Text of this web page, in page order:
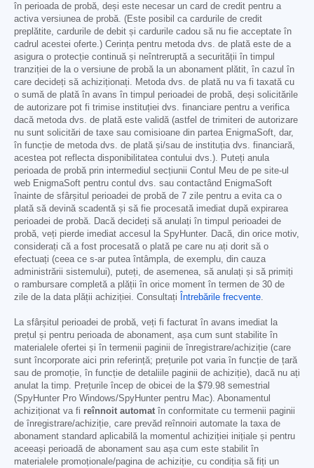
în perioada de probă, deși este necesar un card de credit pentru a
activa versiunea de probă. (Este posibil ca cardurile de credit
preplătite, cardurile de debit și cardurile cadou să nu fie acceptate în
cadrul acestei oferte.) Cerința pentru metoda dvs. de plată este de a
asigura o protecție continuă și neîntreruptă a securității în timpul
tranziției de la o versiune de probă la un abonament plătit, în cazul în
care decideți să achiziționați. Metoda dvs. de plată nu va fi taxată cu
o sumă de plată în avans în timpul perioadei de probă, deși solicitările
de autorizare pot fi trimise instituției dvs. financiare pentru a verifica
dacă metoda dvs. de plată este validă (astfel de trimiteri de autorizare
nu sunt solicitări de taxe sau comisioane din partea EnigmaSoft, dar,
în funcție de metoda dvs. de plată și/sau de instituția dvs. financiară,
acestea pot reflecta disponibilitatea contului dvs.). Puteți anula
perioada de probă prin intermediul secțiunii Contul Meu de pe site-ul
web EnigmaSoft pentru contul dvs. sau contactând EnigmaSoft
înainte de sfârșitul perioadei de probă de 7 zile pentru a evita ca o
plată să devină scadentă și să fie procesată imediat după expirarea
perioadei de probă. Dacă decideți să anulați în timpul perioadei de
probă, veți pierde imediat accesul la SpyHunter. Dacă, din orice motiv,
considerați că a fost procesată o plată pe care nu ați dorit să o
efectuați (ceea ce s-ar putea întâmpla, de exemplu, din cauza
administrării sistemului), puteți, de asemenea, să anulați și să primiți
o rambursare completă a plății în orice moment în termen de 30 de
zile de la data plății achiziției. Consultați
Întrebările frecvente
La sfârșitul perioadei de probă, veți fi facturat în avans imediat la
prețul și pentru perioada de abonament, așa cum sunt stabilite în
materialele ofertei și în termenii paginii de înregistrare/achiziție (care
sunt încorporate aici prin referință; prețurile pot varia în funcție de țară
sau de promoție, în funcție de detaliile paginii de achiziție), dacă nu ați
anulat la timp. Prețurile încep de obicei de la $79.98 semestrial
(SpyHunter Pro Windows/SpyHunter pentru Mac). Abonamentul
achiziționat va fi reînnoit automat în conformitate cu termenii paginii
de înregistrare/achiziție, care prevăd reînnoiri automate la taxa de
abonament standard aplicabilă la momentul achiziției inițiale și pentru
aceeași perioadă de abonament sau așa cum este stabilit în
materialele promoționale/pagina de achiziție, cu condiția să fiți un